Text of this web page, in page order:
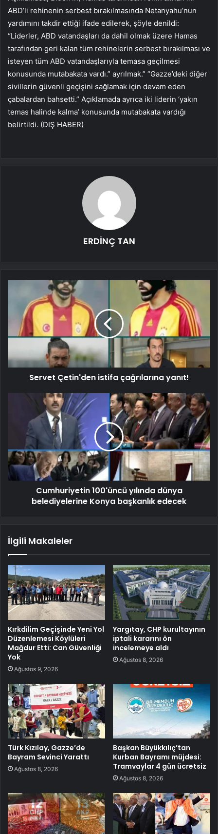
ABD’li rehinenin serbest bırakılmasında Netanyahu’nun
yardımını takdir ettiği ifade edilerek, şöyle denildi:
“Liderler, ABD vatandaşları da dahil olmak üzere Hamas
tarafından geri kalan tüm rehinelerin serbest bırakılması ve
isteyen tüm ABD vatandaşlarıyla temasa geçilmesi
konusunda mutabakata vardı.” ayrılmak.” “Gazze’deki diğer
sivillerin güvenli geçişini sağlamak için devam eden
çabalardan bahsetti.” Açıklamada ayrıca iki liderin ‘yakın
temas halinde kalma’ konusunda mutabakata vardığı
belirtildi. (DIŞ HABER)
ERDİNÇ TAN
Servet Çetin'den istifa çağrılarına yanıt!
Cumhuriyetin 100'üncü yılında dünya
belediyelerine Konya başkanlık edecek
İlgili Makaleler
Kırkdilim Geçişinde Yeni Yol
Düzenlemesi Köylüleri
Mağdur Etti: Can Güvenliği
Yok
Ağustos 9, 2026
Yargıtay, CHP kurultayının
iptali kararını ön
incelemeye aldı
Ağustos 8, 2026
Türk Kızılay, Gazze’de
Bayram Sevinci Yarattı
Ağustos 8, 2026
Başkan Büyükkılıç’tan
Kurban Bayramı müjdesi:
Tramvaylar 4 gün ücretsiz
Ağustos 8, 2026